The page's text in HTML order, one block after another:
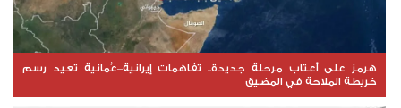
هرمز على أعتاب مرحلة جديدة.. تفاهمات إيرانية–عُمانية تعيد رسم
خريطة الملاحة في المضيق